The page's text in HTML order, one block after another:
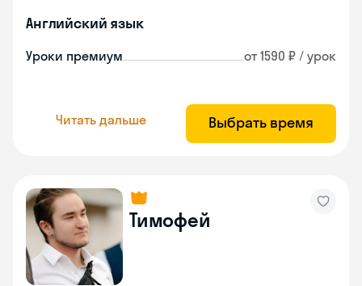
Английский язык
Уроки премиум от 1590 ₽ / урок
Читать дальше Выбрать время
Тимофей